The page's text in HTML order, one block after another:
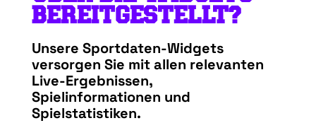
BEREITGESTELLT?
Unsere Sportdaten-Widgets
versorgen Sie mit allen relevanten
Live-Ergebnissen,
Spielinformationen und
Spielstatistiken.